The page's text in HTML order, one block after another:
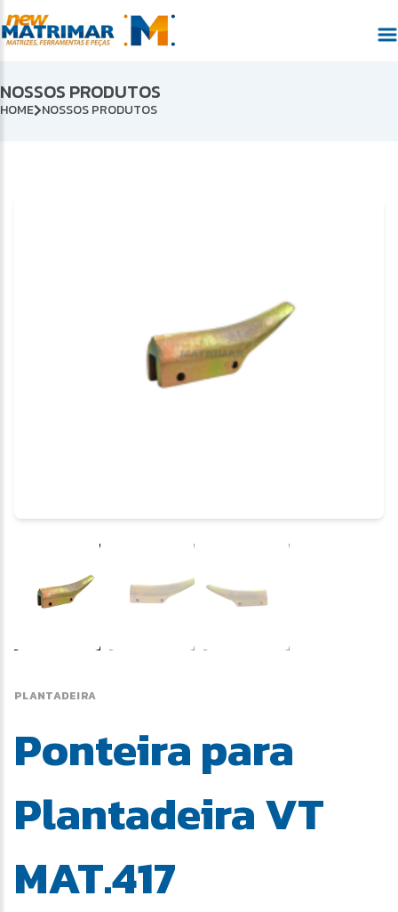
NOSSOS PRODUTOS
HOME NOSSOS PRODUTOS
PLANTADEIRA
Ponteira para
Plantadeira VT
MAT.417